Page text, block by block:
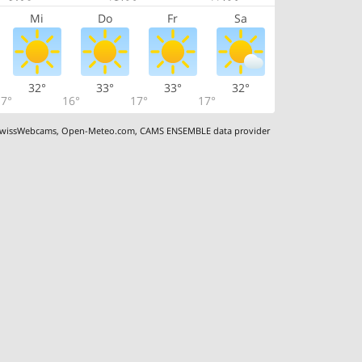
Mi Do Fr Sa
32°
16°
33°
17°
33°
17°
32°
,Open-Meteo.com,CAMS ENSEMBLE data provider